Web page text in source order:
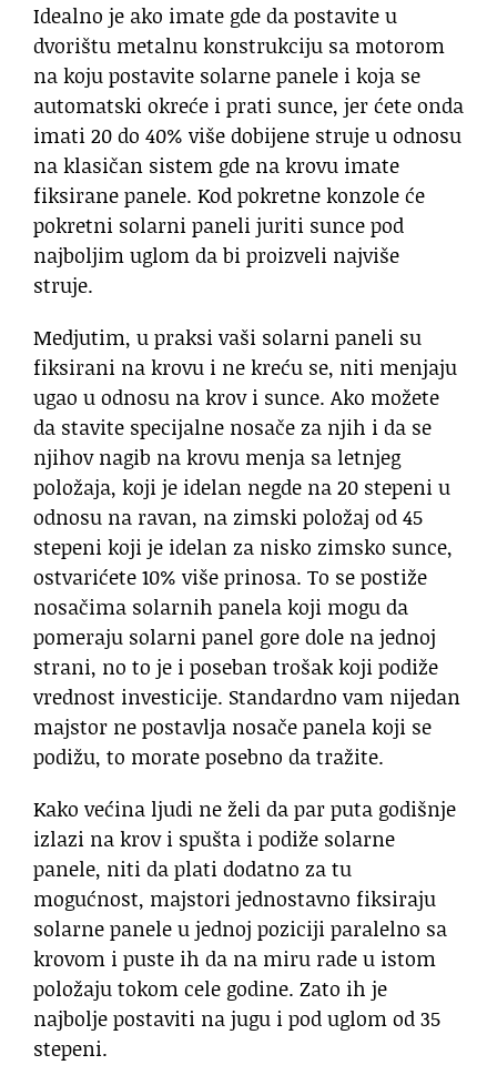
Idealno je ako imate gde da postavite u
dvorištu metalnu konstrukciju sa motorom
na koju postavite solarne panele i koja se
automatski okreće i prati sunce, jer ćete onda
imati 20 do 40% više dobijene struje u odnosu
na klasičan sistem gde na krovu imate
fiksirane panele. Kod pokretne konzole će
pokretni solarni paneli juriti sunce pod
najboljim uglom da bi proizveli najviše
struje.
Medjutim, u praksi vaši solarni paneli su
fiksirani na krovu i ne kreću se, niti menjaju
ugao u odnosu na krov i sunce. Ako možete
da stavite specijalne nosače za njih i da se
njihov nagib na krovu menja sa letnjeg
položaja, koji je idelan negde na 20 stepeni u
odnosu na ravan, na zimski položaj od 45
stepeni koji je idelan za nisko zimsko sunce,
ostvarićete 10% više prinosa. To se postiže
nosačima solarnih panela koji mogu da
pomeraju solarni panel gore dole na jednoj
strani, no to je i poseban trošak koji podiže
vrednost investicije. Standardno vam nijedan
majstor ne postavlja nosače panela koji se
podižu, to morate posebno da tražite.
Kako većina ljudi ne želi da par puta godišnje
izlazi na krov i spušta i podiže solarne
panele, niti da plati dodatno za tu
mogućnost, majstori jednostavno fiksiraju
solarne panele u jednoj poziciji paralelno sa
krovom i puste ih da na miru rade u istom
položaju tokom cele godine. Zato ih je
najbolje postaviti na jugu i pod uglom od 35
stepeni.